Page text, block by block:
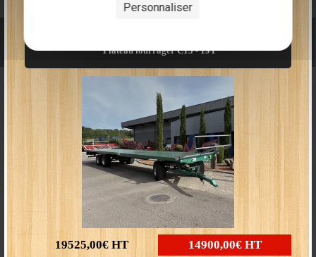
Plus que
2 disponibles
Plateau fourrager C15 - 19T
19525,00€HT 14900,00€HT
Personnaliser